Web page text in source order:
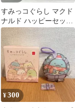
すみっコぐらし マクド
ナルド ハッピーセット
2種セット
¥300